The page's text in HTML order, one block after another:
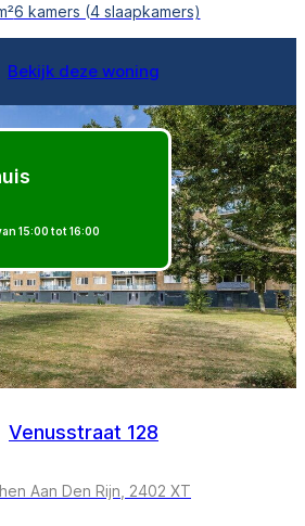
6 kamers (4 slaapkamers)
Bekijk deze woning
15:00 tot 16:00
Venusstraat 128
Aan Den Rijn, 2402 XT